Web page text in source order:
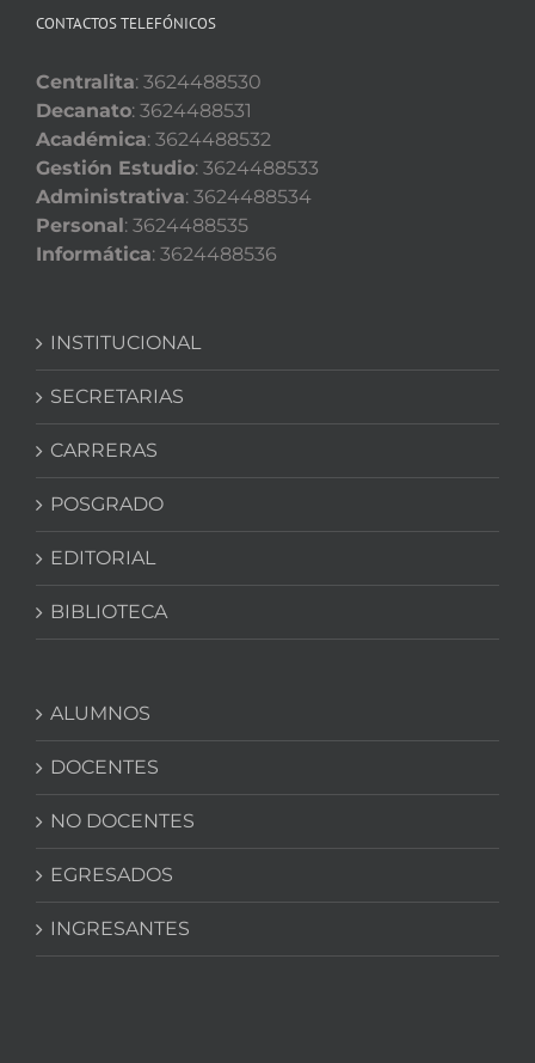
CONTACTOS TELEFÓNICOS
Centralita: 3624488530
Decanato: 3624488531
Académica: 3624488532
Gestión Estudio: 3624488533
Administrativa: 3624488534
Personal: 3624488535
Informática: 3624488536
INSTITUCIONAL
SECRETARIAS
CARRERAS
POSGRADO
EDITORIAL
BIBLIOTECA
ALUMNOS
DOCENTES
NO DOCENTES
EGRESADOS
INGRESANTES